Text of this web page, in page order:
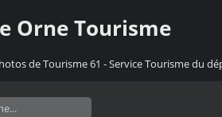
Orne Tourisme
de Tourisme 61 - Service Tourisme du